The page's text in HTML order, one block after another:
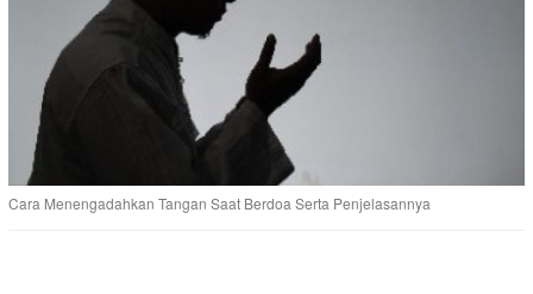
Cara Menengadahkan Tangan Saat Berdoa Serta Penjelasannya